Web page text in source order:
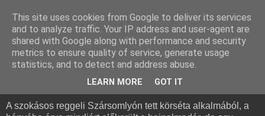
2008. december 2., kedd
Kikerics, hajnalmadár...
A szokásos reggeli Szársomlyón tett körséta alkalmából, a
This site uses cookies from Google to deliver its services
and to analyze traffic. Your IP address and user-agent are
shared with Google along with performance and security
metrics to ensure quality of service, generate usage
statistics, and to detect and address abuse.
LEARN MORE GOT IT